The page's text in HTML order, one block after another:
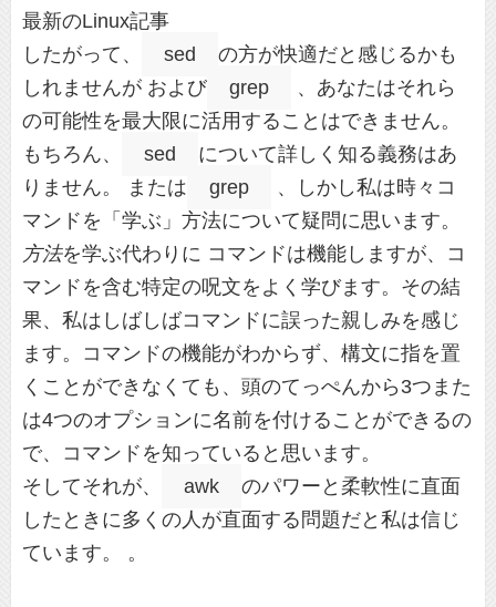
最新のLinux記事
したがって、
sed
の方が快適だと感じるかも
しれませんが および
grep
、あなたはそれら
の可能性を最大限に活用することはできません。
もちろん、
sed
について詳しく知る義務はあ
りません。 または
grep
、しかし私は時々コ
マンドを「学ぶ」方法について疑問に思います。
方法を学ぶ代わりに コマンドは機能しますが、コ
マンドを含む特定の呪文をよく学びます。その結
果、私はしばしばコマンドに誤った親しみを感じ
ます。コマンドの機能がわからず、構文に指を置
くことができなくても、頭のてっぺんから3つまた
は4つのオプションに名前を付けることができるの
で、コマンドを知っていると思います。
そしてそれが、
awk
のパワーと柔軟性に直面
したときに多くの人が直面する問題だと私は信じ
ています。 。